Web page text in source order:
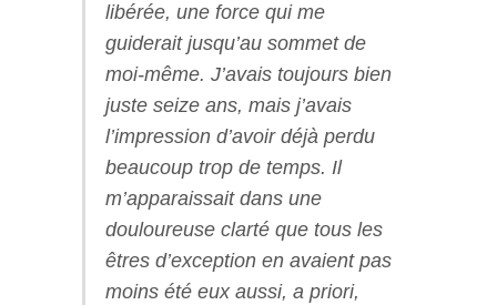
libérée, une force qui me
guiderait jusqu’au sommet de
moi-même. J’avais toujours bien
juste seize ans, mais j’avais
l’impression d’avoir déjà perdu
beaucoup trop de temps. Il
m’apparaissait dans une
douloureuse clarté que tous les
êtres d’exception en avaient pas
moins été eux aussi, a priori,